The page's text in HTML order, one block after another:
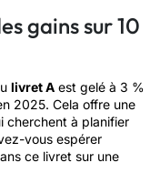
gains sur 10
livret A est gelé à 3 %
2025. Cela offre une
cherchent à planifier
vous espérer
ce livret sur une